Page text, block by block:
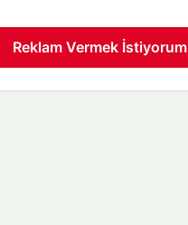
Reklam Vermek İstiyorum